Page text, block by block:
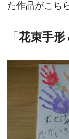
た作品がこち
「 花束手形